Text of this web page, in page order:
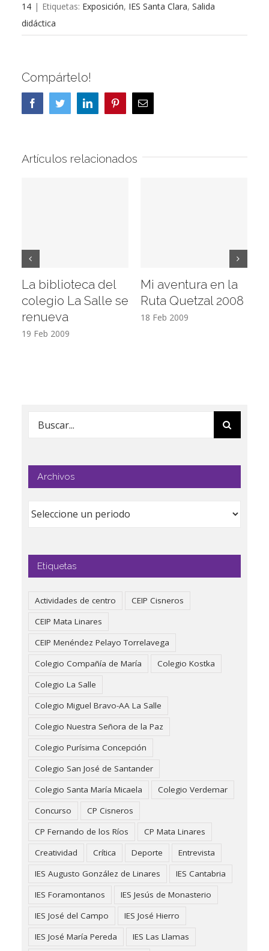
14 | Etiquetas: Exposición, IES Santa Clara, Salida
didáctica
Compártelo!
FacebookTwitterLinkedInPinterestCorreo
electrónico
Artículos relacionados
La biblioteca del
colegio La Salle se
renueva
19 Feb 2009
Mi aventura en la
Ruta Quetzal 2008
18 Feb 2009
Buscar:
Archivos
Etiquetas
Actividades de centro
CEIP Cisneros
CEIP Mata Linares
CEIP Menéndez Pelayo Torrelavega
Colegio Compañía de María
Colegio Kostka
Colegio La Salle
Colegio Miguel Bravo-AA La Salle
Colegio Nuestra Señora de la Paz
Colegio Purísima Concepción
Colegio San José de Santander
Colegio Santa María Micaela
Colegio Verdemar
Concurso
CP Cisneros
CP Fernando de los Ríos
CP Mata Linares
Creatividad
Crítica Deporte
Entrevista
IES Augusto González de Linares
IES Cantabria
IES Foramontanos
IES Jesús de Monasterio
IES José del Campo
IES José Hierro
IES José María Pereda
IES Las Llamas